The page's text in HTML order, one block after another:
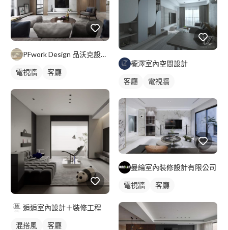
PFwork Design 品沃克設計 l 工程 安信建築經理屢約保證
電視牆 客廳
逅逅室內設計＋裝修工程
混搭風 客廳
櫳澤室內空間設計
客廳 電視牆
曼綸室內裝修設計有限公司
電視牆 客廳